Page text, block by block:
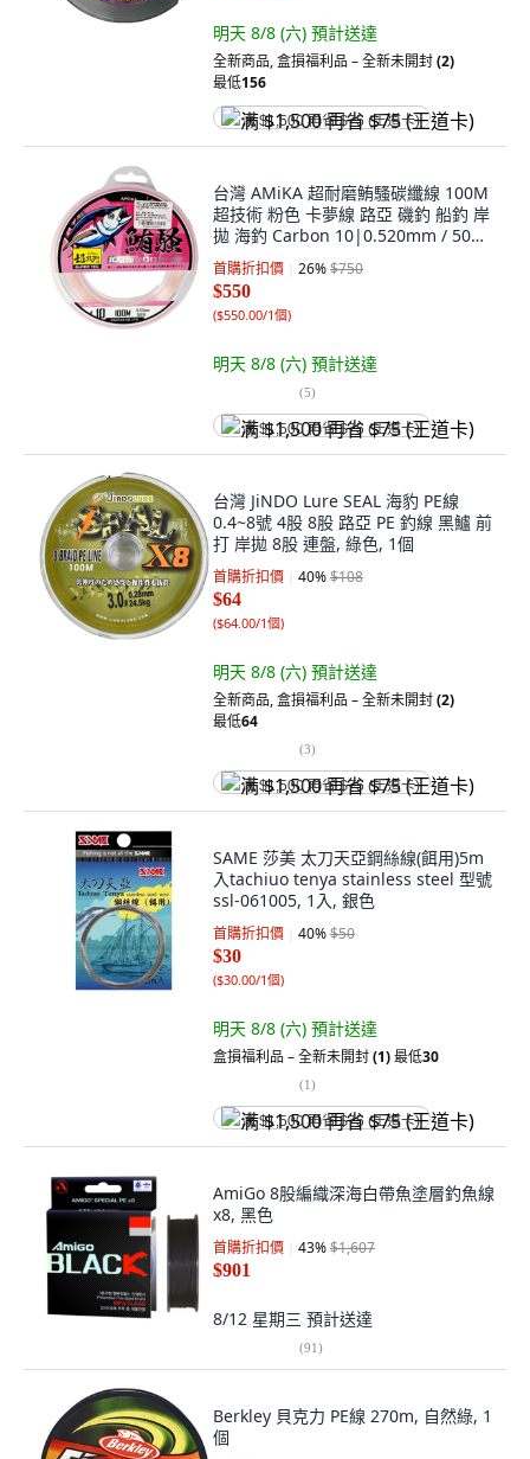
明天 8/8 (六) 預計送達
全新商品,盒損福利品 – 全新未開封(2)
最低156
满 $1,500 再省 $75 (王道卡)
台灣 AMiKA 超耐磨鮪騷碳纖線 100M
超技術 粉色 卡夢線 路亞 磯釣 船釣 岸
拋 海釣 Carbon 10|0.520mm / 50
lb, 粉紅色, 1個
首購折扣價 26%$750
$550
($550.00/1個)
明天 8/8 (六) 預計送達
(5)
满 $1,500 再省 $75 (王道卡)
台灣 JiNDO Lure SEAL 海豹 PE線
0.4~8號 4股 8股 路亞 PE 釣線 黑鱸 前
打 岸拋 8股 連盤, 綠色, 1個
首購折扣價 40%$108
$64
($64.00/1個)
明天 8/8 (六) 預計送達
全新商品,盒損福利品 – 全新未開封(2)
最低64
(3)
满 $1,500 再省 $75 (王道卡)
SAME 莎美 太刀天亞鋼絲線(餌用)5m
入tachiuo tenya stainless steel 型號
ssl-061005, 1入, 銀色
首購折扣價 40%$50
$30
($30.00/1個)
明天 8/8 (六) 預計送達
盒損福利品 – 全新未開封(1)最低30
(1)
满 $1,500 再省 $75 (王道卡)
AmiGo 8股編織深海白帶魚塗層釣魚線
x8, 黑色
首購折扣價 43%$1,607
$901
8/12 星期三 預計送達
(91)
Berkley 貝克力 PE線 270m, 自然綠, 1
個